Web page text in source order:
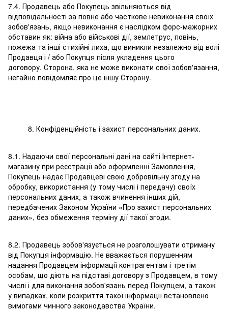
7.4. Продавець або Покупець звільняються від
відповідальності за повне або часткове невиконання своїх
зобов'язань, якщо невиконання є наслідком форс-мажорних
обставин як: війна або військові дії, землетрус, повінь,
пожежа та інші стихійні лиха, що виникли незалежно від волі
Продавця і / або Покупця після укладення цього
договору. Сторона, яка не може виконати свої зобов'язання,
негайно повідомляє про це іншу Сторону.
8. Конфіденційність і захист персональних даних.
8.1. Надаючи свої персональні дані на сайті Інтернет-
магазину при реєстрації або оформленні Замовлення,
Покупець надає Продавцеві свою добровільну згоду на
обробку, використання (у тому числі і передачу) своїх
персональних даних, а також вчинення інших дій,
передбачених Законом України «Про захист персональних
даних», без обмеження терміну дії такої згоди.
8.2. Продавець зобов'язується не розголошувати отриману
від Покупця інформацію. Не вважається порушенням
надання Продавцем інформації контрагентам і третім
особам, що діють на підставі договору з Продавцем, в тому
числі і для виконання зобов'язань перед Покупцем, а також
у випадках, коли розкриття такої інформації встановлено
вимогами чинного законодавства України.